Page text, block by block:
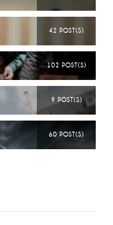
42 POST(S)
102 POST(S)
9 POST(S)
60 POST(S)